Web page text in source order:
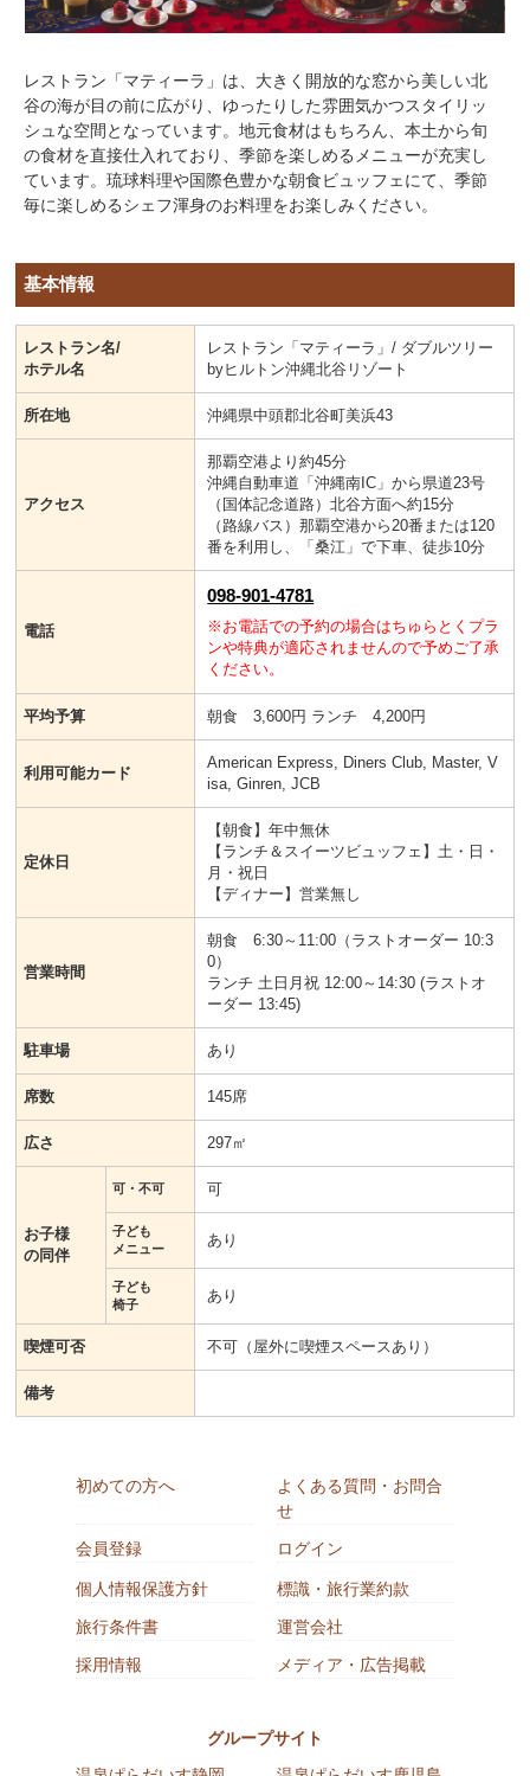
レストラン「マティーラ」は、大きく開放的な窓から美しい北
谷の海が目の前に広がり、ゆったりした雰囲気かつスタイリッ
シュな空間となっています。地元食材はもちろん、本土から旬
の食材を直接仕入れており、季節を楽しめるメニューが充実し
ています。琉球料理や国際色豊かな朝食ビュッフェにて、季節
毎に楽しめるシェフ渾身のお料理をお楽しみください。
基本情報
レストラン名/
ホテル名
レストラン「マティーラ」/ ダブルツリー
byヒルトン沖縄北谷リゾート
所在地 沖縄県中頭郡北谷町美浜43
アクセス
那覇空港より約45分
沖縄自動車道「沖縄南IC」から県道23号
（国体記念道路）北谷方面へ約15分
（路線バス）那覇空港から20番または120
番を利用し、「桑江」で下車、徒歩10分
電話
098-901-4781
※お電話での予約の場合はちゅらとくプラ
ンや特典が適応されませんので予めご了承
ください。
平均予算 朝食 3,600円 ランチ 4,200円
利用可能カード
American Express, Diners Club, Master, V
isa, Ginren, JCB
定休日
【朝食】年中無休
【ランチ＆スイーツビュッフェ】土・日・
月・祝日
【ディナー】営業無し
営業時間
朝食 6:30～11:00（ラストオーダー 10:3
0）
ランチ 土日月祝 12:00～14:30 (ラストオ
ーダー 13:45)
駐車場 あり
席数 145席
広さ 297㎡
お子様
の同伴
可・不可 可
子ども
メニュー
あり
子ども
椅子
あり
喫煙可否 不可（屋外に喫煙スペースあり）
備考
初めての方へ
よくある質問・お問合
せ
会員登録
ログイン
個人情報保護方針
標識・旅行業約款
旅行条件書
運営会社
採用情報
メディア・広告掲載
グループサイト